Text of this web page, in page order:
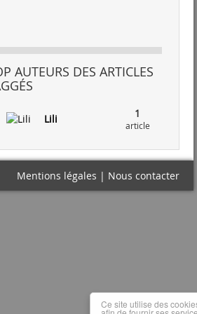
AUTEURS DES ARTICLES
Lili 1
article
Mentions légales | Nous contacter
Ce site utilise des